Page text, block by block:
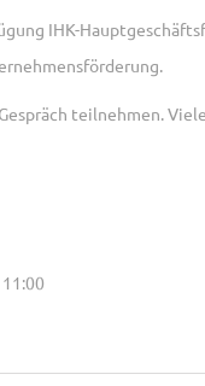
IHK-
teilnehmen.